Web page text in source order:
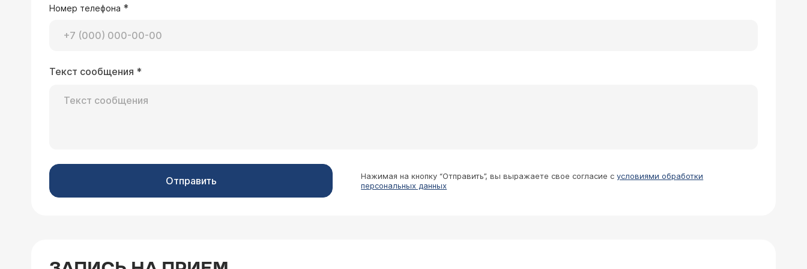
30.05.2025 Артем, 31 год, Москва
Здравствуйте! В декабре 2024 получил диагноз - ГЭРБ, рефлюкс-эзофагит, недостаточность кардии, дуоденит, дуодено-
чем было до лечения.
Здравствуйте снова проявился гастрит. Раньше его лечил, но не помню что принимать. Желательно бы узнать какие
Номер телефона *
Текст сообщения *
Отправить Нажимая на кнопку “Отправить”, вы выражаете свое согласие сусловиями обработки
персональных данных